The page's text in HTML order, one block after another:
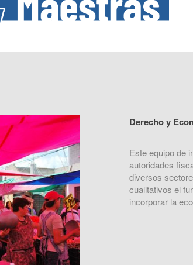
Derecho y
Este equipo de
autoridades
diversos
cualitativos el
incorporar la